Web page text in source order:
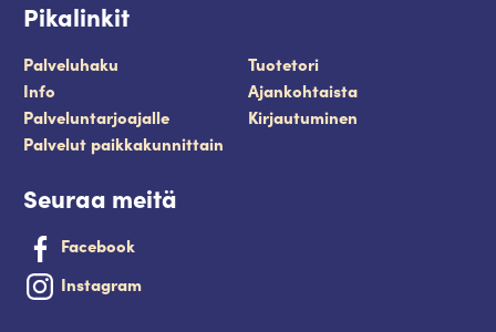
Pikalinkit
Palveluhaku
Tuotetori
Info
Ajankohtaista
Palveluntarjoajalle
Kirjautuminen
Palvelut paikkakunnittain
Seuraa meitä
Facebook
Instagram